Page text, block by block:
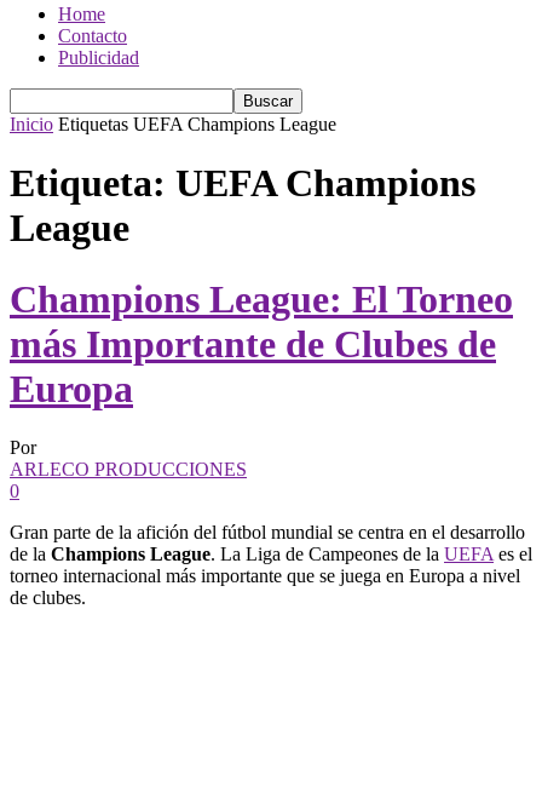
Home
Contacto
Publicidad
Inicio Etiquetas UEFA Champions League
Etiqueta: UEFA Champions
League
Champions League: El Torneo
más Importante de Clubes de
Europa
Por
ARLECO PRODUCCIONES
0
Gran parte de la afición del fútbol mundial se centra en el desarrollo
de la Champions League. La Liga de Campeones de la UEFA es el
torneo internacional más importante que se juega en Europa a nivel
de clubes.